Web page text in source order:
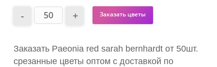
Заказать цветы
Заказать Paeonia red sarah bernhardt от 50шт.
срезанные цветы оптом с доставкой по